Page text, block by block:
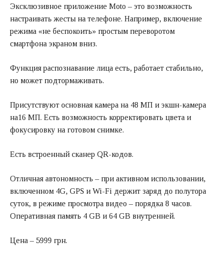
Эксклюзивное приложение Moto – это возможность
настраивать жесты на телефоне. Например, включение
режима «не беспокоить» простым переворотом
смартфона экраном вниз.
Функция распознавание лица есть, работает стабильно,
но может подтормаживать.
Присутствуют основная камера на 48 МП и экшн-камера
на16 МП. Есть возможность корректировать цвета и
фокусировку на готовом снимке.
Есть встроенный сканер QR-кодов.
Отличная автономность – при активном использовании,
включенном 4G, GPS и Wi-Fi держит заряд до полутора
суток, в режиме просмотра видео – порядка 8 часов.
Оперативная память 4 GB и 64 GB внутренней.
Цена – 5999 грн.